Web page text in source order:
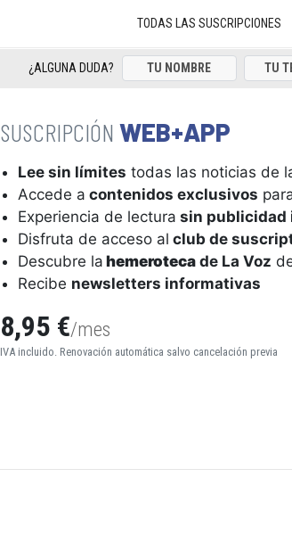
TODAS LAS SUSCRIPCIONES
¿ALGUNA DUDA?
WEB+APP
Lee sin límites todas las noticias de
Accede a contenidos exclusivos
Experiencia de lectura sin publicidad
Disfruta de acceso al club de
Descubre la hemeroteca de La Voz
Recibe newsletters informativas
8,95 €/mes
IVA incluido. Renovación automática salvo cancelación previa